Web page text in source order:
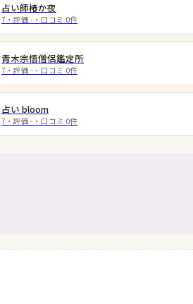
占い師椿か夜
7 ・評価 - ・口コミ 0件
青木宗悟僧侶鑑定所
7 ・評価 - ・口コミ 0件
占い bloom
7 ・評価 - ・口コミ 0件